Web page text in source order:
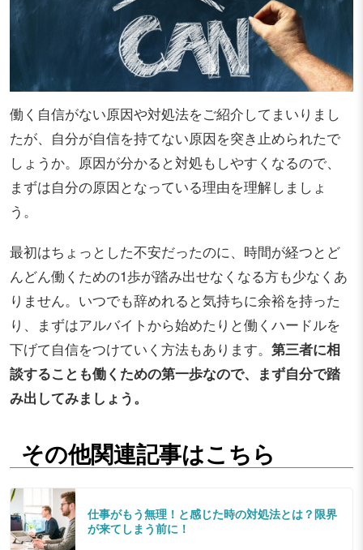
働く自信がない原因や対処法をご紹介してまいりまし
たが、自分が自信を持てない原因を突き止められたで
しょうか。原因が分かると対処もしやすくなるので、
まずは自分の原因となっている理由を理解しましょ
う。
最初はちょっとした不安だったのに、時間が経つとど
んどん働くための1歩が踏み出せなくなる方も少なくあ
りません。いつでも辞めれると気持ちに余裕を持った
り、まずはアルバイトから始めたりと働くハードルを
下げて自信をつけていく方法もあります。 第三者に相
談することも働くための第一歩なので、まず自分で踏
み出してみましょう。
その他関連記事はこちら
仕事がもう無理！と感じた時の対処法とは？限界
が来てしまう前に！